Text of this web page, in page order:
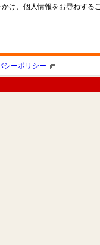
け、個人情報をお尋ねする
シーポリシー